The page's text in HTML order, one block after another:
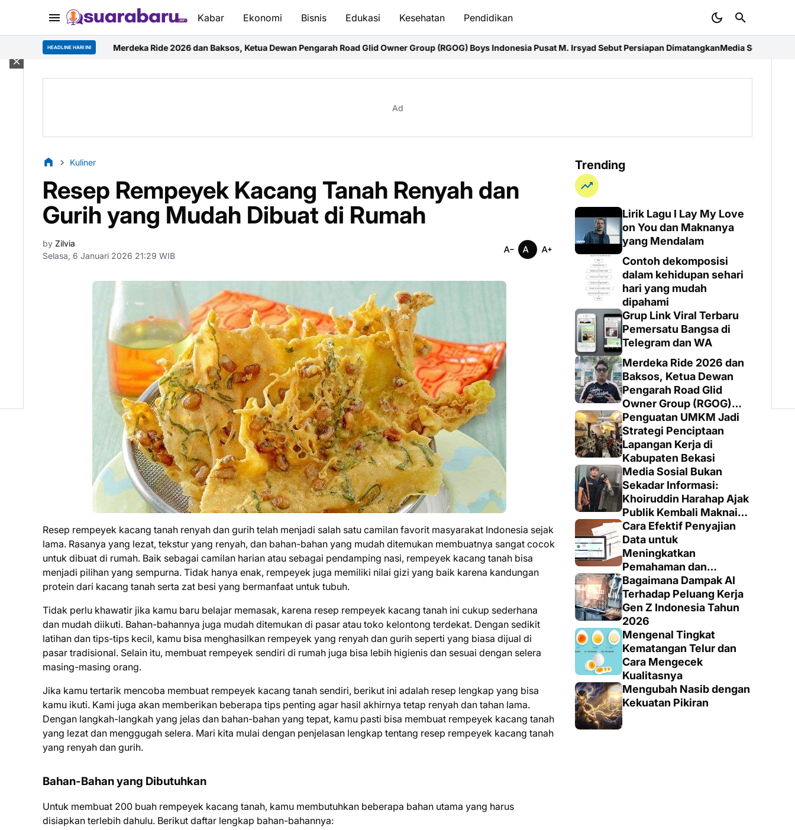
Kabar Ekonomi Bisnis Edukasi Kesehatan Pendidikan
HEADLINE HARI INI
Merdeka Ride 2026 dan Baksos, Ketua Dewan Pengarah Road Glid Owner Group (RGOG) Boys Indonesia Pusat M. Irsyad Sebut Persiapan DimatangkanMedia Sosial Bukan Sekadar Informasi:
Ad
Kuliner
Resep Rempeyek Kacang Tanah Renyah dan
Gurih yang Mudah Dibuat di Rumah
by Zilvia
Selasa, 6 Januari 2026 21:29 WIB
Resep rempeyek kacang tanah renyah dan gurih telah menjadi salah satu camilan favorit masyarakat Indonesia sejak
lama. Rasanya yang lezat, tekstur yang renyah, dan bahan-bahan yang mudah ditemukan membuatnya sangat cocok
untuk dibuat di rumah. Baik sebagai camilan harian atau sebagai pendamping nasi, rempeyek kacang tanah bisa
menjadi pilihan yang sempurna. Tidak hanya enak, rempeyek juga memiliki nilai gizi yang baik karena kandungan
protein dari kacang tanah serta zat besi yang bermanfaat untuk tubuh.
Tidak perlu khawatir jika kamu baru belajar memasak, karena resep rempeyek kacang tanah ini cukup sederhana
dan mudah diikuti. Bahan-bahannya juga mudah ditemukan di pasar atau toko kelontong terdekat. Dengan sedikit
latihan dan tips-tips kecil, kamu bisa menghasilkan rempeyek yang renyah dan gurih seperti yang biasa dijual di
pasar tradisional. Selain itu, membuat rempeyek sendiri di rumah juga bisa lebih higienis dan sesuai dengan selera
masing-masing orang.
Jika kamu tertarik mencoba membuat rempeyek kacang tanah sendiri, berikut ini adalah resep lengkap yang bisa
kamu ikuti. Kami juga akan memberikan beberapa tips penting agar hasil akhirnya tetap renyah dan tahan lama.
Dengan langkah-langkah yang jelas dan bahan-bahan yang tepat, kamu pasti bisa membuat rempeyek kacang tanah
yang lezat dan menggugah selera. Mari kita mulai dengan penjelasan lengkap tentang resep rempeyek kacang tanah
yang renyah dan gurih.
Bahan-Bahan yang Dibutuhkan
Untuk membuat 200 buah rempeyek kacang tanah, kamu membutuhkan beberapa bahan utama yang harus
disiapkan terlebih dahulu. Berikut daftar lengkap bahan-bahannya:
Trending
Lirik Lagu I Lay My Love
on You dan Maknanya
yang Mendalam
Contoh dekomposisi
dalam kehidupan sehari
hari yang mudah
dipahami
Grup Link Viral Terbaru
Pemersatu Bangsa di
Telegram dan WA
Merdeka Ride 2026 dan
Baksos, Ketua Dewan
Pengarah Road Glid
Owner Group (RGOG)
Boys Indonesia Pusat M.
Irsyad Sebut Persiapan
Dimatangkan
Penguatan UMKM Jadi
Strategi Penciptaan
Lapangan Kerja di
Kabupaten Bekasi
Media Sosial Bukan
Sekadar Informasi:
Khoiruddin Harahap Ajak
Publik Kembali Maknai
Ruang Digital dengan
Totalitas dan Loyalitas
Cara Efektif Penyajian
Data untuk
Meningkatkan
Pemahaman dan
Keputusan yang Tepat
Bagaimana Dampak AI
Terhadap Peluang Kerja
Gen Z Indonesia Tahun
2026
Mengenal Tingkat
Kematangan Telur dan
Cara Mengecek
Kualitasnya
Mengubah Nasib dengan
Kekuatan Pikiran